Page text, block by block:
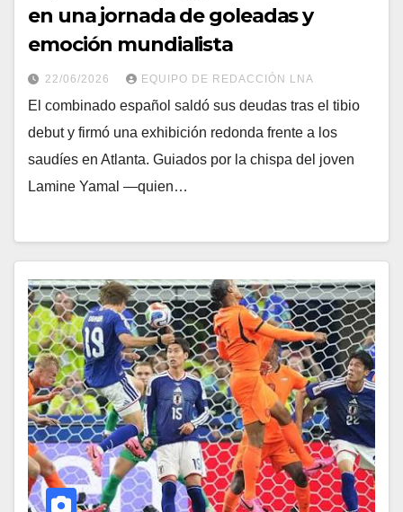
en una jornada de goleadas y
emoción mundialista
22/06/2026 EQUIPO DE REDACCIÓN LNA
​El combinado español saldó sus deudas tras el tibio
debut y firmó una exhibición redonda frente a los
saudíes en Atlanta. Guiados por la chispa del joven
Lamine Yamal —quien…